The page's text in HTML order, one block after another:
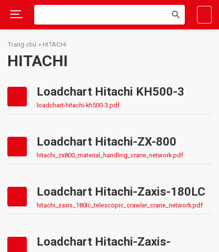
Skip
content
Search
SEARCH
BUTTON
Trang chủ » HITACHI
HITACHI
Loadchart Hitachi KH500-3
loadchart-hitachi-kh500-3.pdf
Loadchart Hitachi-ZX-800
hitachi_zx800_material_handling_crane_network.pdf
Loadchart Hitachi-Zaxis-180LC
hitachi_zaxis_180lc_telescopic_crawler_crane_network.pdf
Loadchart Hitachi-Zaxis-